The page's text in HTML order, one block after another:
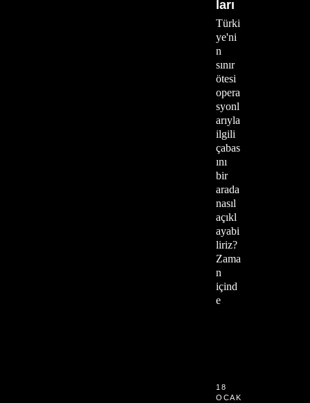
ları
Türki
ye'ni
n
sınır
ötesi
opera
syonl
arıyla
ilgili
çabas
ını
bir
arada
nasıl
açıkl
ayabi
liriz?
Zama
n
içind
e
18
OCAK